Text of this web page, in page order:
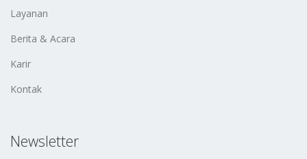
Layanan
Berita & Acara
Karir
Kontak
Newsletter